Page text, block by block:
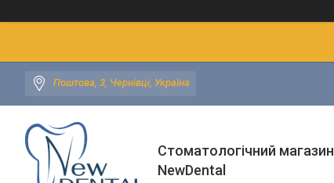
Поштова, 3, Чернівці, Україна
Стоматологічний магазин
NewDental